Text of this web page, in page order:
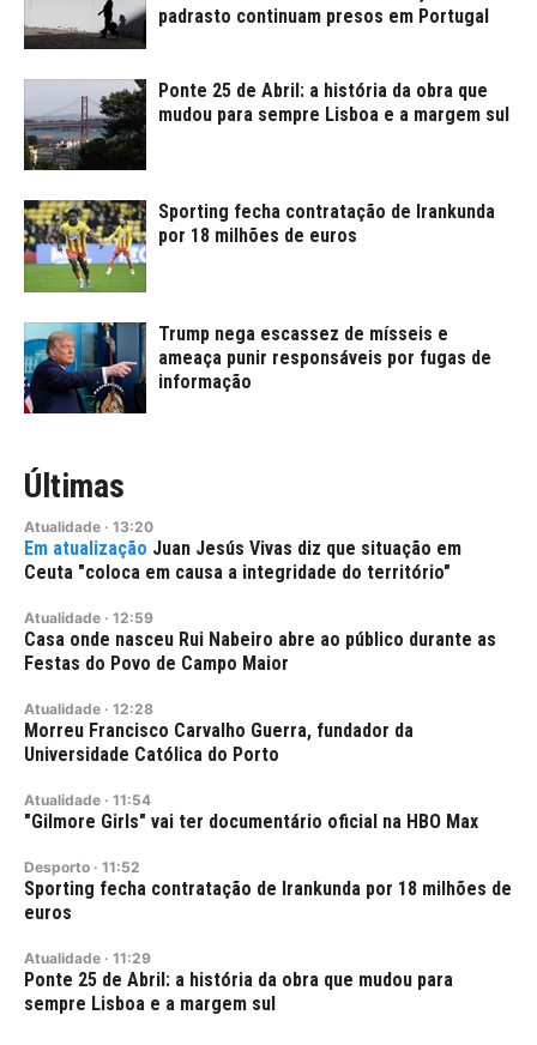
padrasto continuam presos em Portugal
Ponte 25 de Abril: a história da obra que
mudou para sempre Lisboa e a margem sul
Sporting fecha contratação de Irankunda
por 18 milhões de euros
Trump nega escassez de mísseis e
ameaça punir responsáveis por fugas de
informação
Últimas
Atualidade · 13:20
Juan Jesús Vivas diz que situação em
Ceuta "coloca em causa a integridade do território"
Atualidade · 12:59
Casa onde nasceu Rui Nabeiro abre ao público durante as
Festas do Povo de Campo Maior
Atualidade · 12:28
Morreu Francisco Carvalho Guerra, fundador da
Universidade Católica do Porto
Atualidade · 11:54
"Gilmore Girls" vai ter documentário oficial na HBO Max
Desporto · 11:52
Sporting fecha contratação de Irankunda por 18 milhões de
euros
Atualidade · 11:29
Ponte 25 de Abril: a história da obra que mudou para
sempre Lisboa e a margem sul